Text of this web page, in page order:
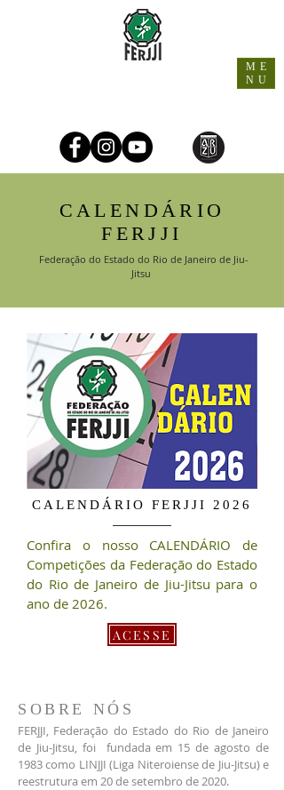
ME
NU
CALENDÁRIO
FERJJI
Federação do Estado do Rio de Janeiro de Jiu-
Jitsu
CALENDÁRIO FERJJI 2026
Confira o nosso CALENDÁRIO de
Competições da Federação do Estado
do Rio de Janeiro de Jiu-Jitsu para o
ano de 2026.
ACESSE
SOBRE NÓS
FERJJI, Federação do Estado do Rio de Janeiro
de Jiu-Jitsu, foi fundada em 15 de agosto de
1983 como LINJJI (Liga Niteroiense de Jiu-Jitsu) e
reestrutura em 20 de setembro de 2020.